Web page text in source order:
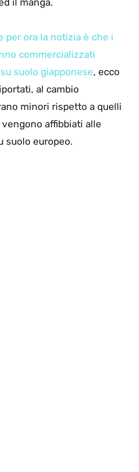
per ora la notizia è che i
commercializzati
suolo giapponese, ecco
al cambio
minori rispetto a quelli
affibbiati alle
suolo europeo.